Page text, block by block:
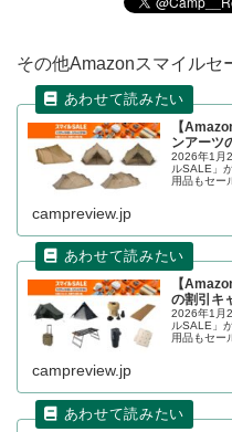
その他Amazonスマイルセ
【
ンアーツ
2026年1月
ルSALE」
用品もセー
campreview.jp
【
の割引キ
2026年1月
ルSALE」
用品もセー
campreview.jp